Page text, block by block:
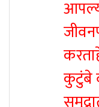
कुटुंबे